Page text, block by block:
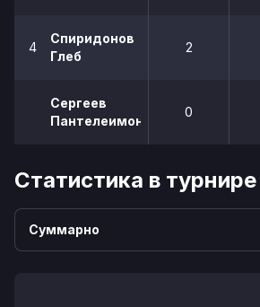
4
Спиридонов
Глеб
2
Сергеев
Пантелеимон
0
Статистика в турнире
Суммарно